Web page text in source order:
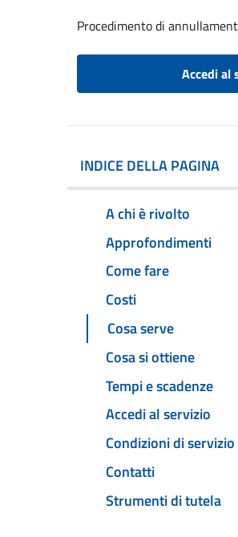
Procedimento di
Accedi al
INDICE DELLA PAGINA
A chi è rivolto
Approfondimenti
Come fare
Costi
Cosa serve
Cosa si ottiene
Tempi e scadenze
Accedi al servizio
Condizioni di servizio
Contatti
Strumenti di tutela